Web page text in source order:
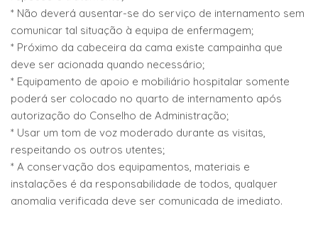
* Não deverá ausentar-se do serviço de internamento sem
comunicar tal situação à equipa de enfermagem;
* Próximo da cabeceira da cama existe campainha que
deve ser acionada quando necessário;
* Equipamento de apoio e mobiliário hospitalar somente
poderá ser colocado no quarto de internamento após
autorização do Conselho de Administração;
* Usar um tom de voz moderado durante as visitas,
respeitando os outros utentes;
* A conservação dos equipamentos, materiais e
instalações é da responsabilidade de todos, qualquer
anomalia verificada deve ser comunicada de imediato.